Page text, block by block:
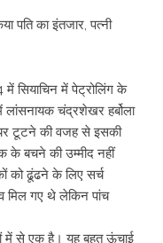
पति का इंतजार, पत्नी
सियाचिन में पेट्रोलिंग के
चंद्रशेखर हर्बोला
टूटने की वजह से इसकी
बचने की उम्मीद नहीं
को ढूंढने के लिए सर्च
मिल गए थे लेकिन पांच
में से एक है। यह बहुत ऊंचाई